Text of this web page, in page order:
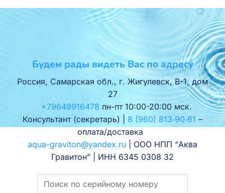
Будем рады видеть Вас по адресу
Россия, Самарская обл., г. Жигулевск, В-1, дом
27
+79649916478 пн-пт 10:00-20:00 мск.
Консультант (секретарь) | 8 (960) 813‑90‑61 –
оплата/доставка
aqua-graviton@yandex.ru | ООО НПП “Аква
Гравитон” | ИНН 6345 0308 32